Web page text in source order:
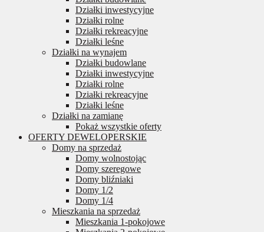
Działki inwestycyjne
Działki rolne
Działki rekreacyjne
Działki leśne
Działki na wynajem
Działki budowlane
Działki inwestycyjne
Działki rolne
Działki rekreacyjne
Działki leśne
Działki na zamianę
Pokaż wszystkie oferty
OFERTY DEWELOPERSKIE
Domy na sprzedaż
Domy wolnostojąc
Domy szeregowe
Domy bliźniaki
Domy 1/2
Domy 1/4
Mieszkania na sprzedaż
Mieszkania 1-pokojowe